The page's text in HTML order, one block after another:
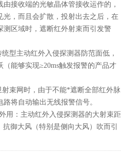
接收端的光敏晶体管接收运作的，
，而且会扩散，投射出去之后，在
区域时，遮断红外射束而引发警
型主动红外入侵探测器防范面低，
能够实现≥20ms触发报警的产品才
束网时，由于不能*遮断全部红外脉
将自动输出无线报警信号。
用：主动红外入侵探测器的大射束距
御大风（特别是侧向大风）吹而引